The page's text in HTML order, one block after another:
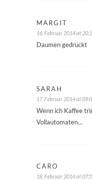
MARGIT
16. Februar 2014 at
Daumen gedrückt
SARAH
17. Februar 2014 at
Wenn ich Kaffee
Vollautomaten…
CARO
18. Februar 2014 at